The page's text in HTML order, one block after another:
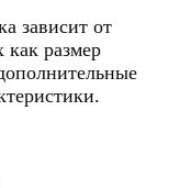
зависит от
как размер